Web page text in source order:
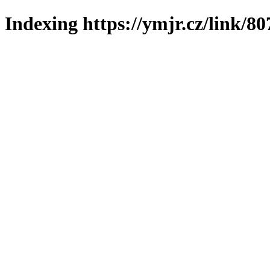
Indexing https://ymjr.cz/link/